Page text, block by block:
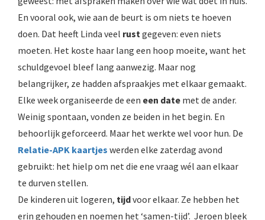
En vooral ook, wie aan de beurt is om niets te hoeven
doen. Dat heeft Linda veel rustgegeven: even niets
moeten. Het koste haar lang een hoop moeite, want het
schuldgevoel bleef lang aanwezig. Maar nog
belangrijker, ze hadden afspraakjes met elkaar gemaakt.
Elke week organiseerde de een een date met de ander.
Weinig spontaan, vonden ze beiden in het begin. En
behoorlijk geforceerd. Maar het werkte wel voor hun. De
Relatie-APK kaartjes werden elke zaterdag avond
gebruikt: het hielp om net die ene vraag wél aan elkaar
te durven stellen.
De kinderen uit logeren, tijdvoor elkaar. Ze hebben het
erin gehouden en noemen het ‘samen-tijd’. Jeroen bleek